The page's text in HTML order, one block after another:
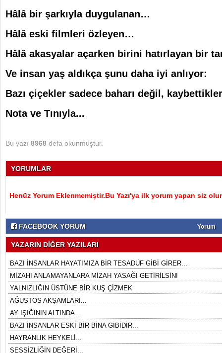
Hâlâ bir şarkıyla duygulanan…
Hâlâ eski filmleri özleyen…
Hâlâ akasyalar açarken birini hatırlayan bir
Ve insan yaş aldıkça şunu daha iyi anlıyor:
Bazı çiçekler sadece baharı değil,
Nota ve Tınıyla...
Bu yazı 8968 defa okunmuştur.
YORUMLAR
Henüz Yorum Eklenmemiştir.Bu Yazı'ya ilk yorum yapan siz
FACEBOOK YORUM Yorum
YAZARIN DİĞER YAZILARI
BAZI İNSANLAR HAYATIMIZA BİR TESADÜF GİBİ GİRER...
MİZAHI ANLAMAYANLARA MİZAH YASAĞI GETİRİLSİN!
YALNIZLIĞIN ÜSTÜNE BİR KUŞ ÇİZMEK
AĞUSTOS AKŞAMLARI...
AY IŞIĞININ ALTINDA...
BAZI İNSANLAR ESKİ BİR BİNA GİBİDİR...
HAYRANLIK HEYKELİ...
SESSİZLİĞİN DEĞERİ...